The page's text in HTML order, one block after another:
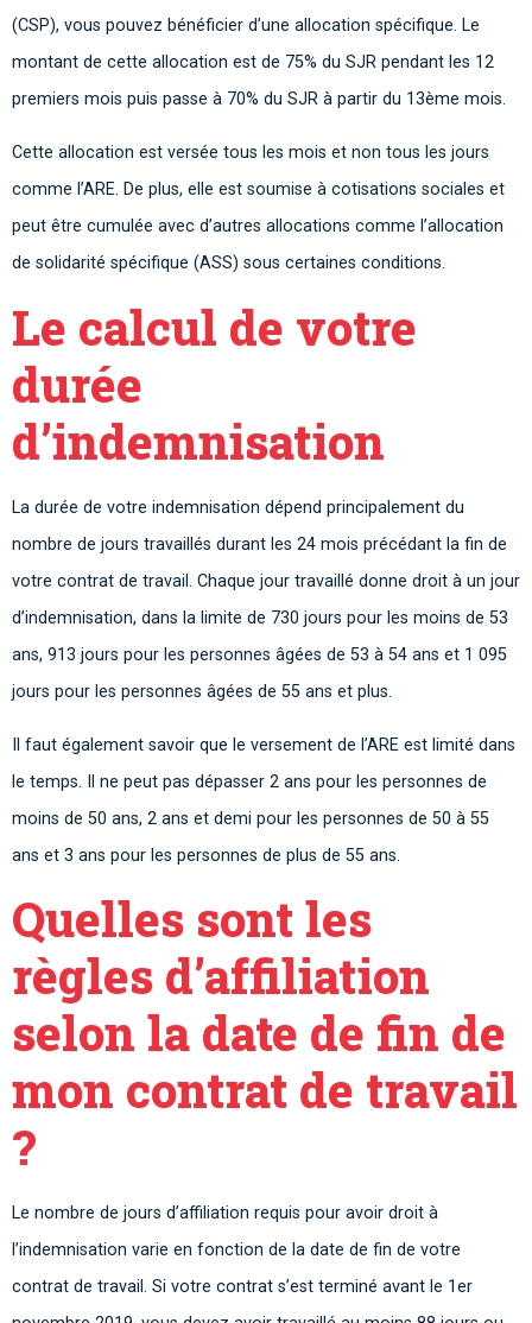
(CSP), vous pouvez bénéficier d’une allocation spécifique. Le
montant de cette allocation est de 75% du SJR pendant les 12
premiers mois puis passe à 70% du SJR à partir du 13ème mois.
Cette allocation est versée tous les mois et non tous les jours
comme l’ARE. De plus, elle est soumise à cotisations sociales et
peut être cumulée avec d’autres allocations comme l’allocation
de solidarité spécifique (ASS) sous certaines conditions.
Le calcul de votre
durée
d’indemnisation
La durée de votre indemnisation dépend principalement du
nombre de jours travaillés durant les 24 mois précédant la fin de
votre contrat de travail. Chaque jour travaillé donne droit à un jour
d’indemnisation, dans la limite de 730 jours pour les moins de 53
ans, 913 jours pour les personnes âgées de 53 à 54 ans et 1 095
jours pour les personnes âgées de 55 ans et plus.
Il faut également savoir que le versement de l’ARE est limité dans
le temps. Il ne peut pas dépasser 2 ans pour les personnes de
moins de 50 ans, 2 ans et demi pour les personnes de 50 à 55
ans et 3 ans pour les personnes de plus de 55 ans.
Quelles sont les
règles d’affiliation
selon la date de fin de
mon contrat de travail
?
Le nombre de jours d’affiliation requis pour avoir droit à
l’indemnisation varie en fonction de la date de fin de votre
contrat de travail. Si votre contrat s’est terminé avant le 1er